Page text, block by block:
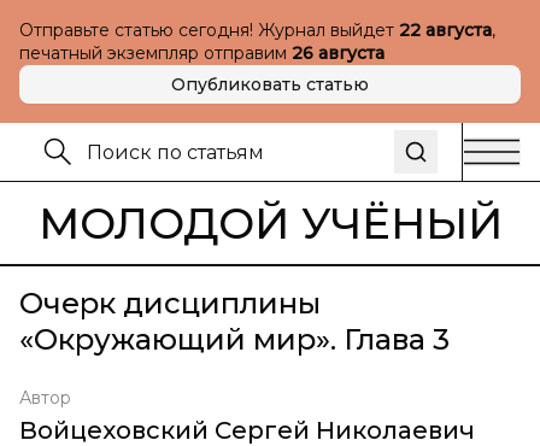
Отправьте статью сегодня! Журнал выйдет 22 августа,
печатный экземпляр отправим 26 августа
Опубликовать статью
МОЛОДОЙ УЧЁНЫЙ
Очерк дисциплины
«Окружающий мир». Глава 3
Автор
Войцеховский Сергей Николаевич